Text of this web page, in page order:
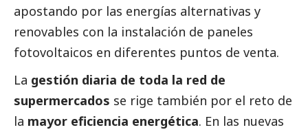
apostando por las energías alternativas y
renovables con la instalación de paneles
fotovoltaicos en diferentes puntos de venta.
La gestión diaria de toda la red de
supermercados se rige también por el reto de
la mayor eficiencia energética. En las nuevas